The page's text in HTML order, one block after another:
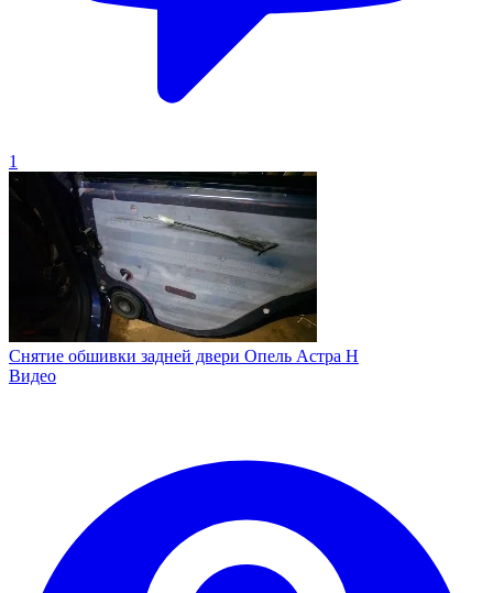
1
Снятие обшивки задней двери Опель Астра H
Видео